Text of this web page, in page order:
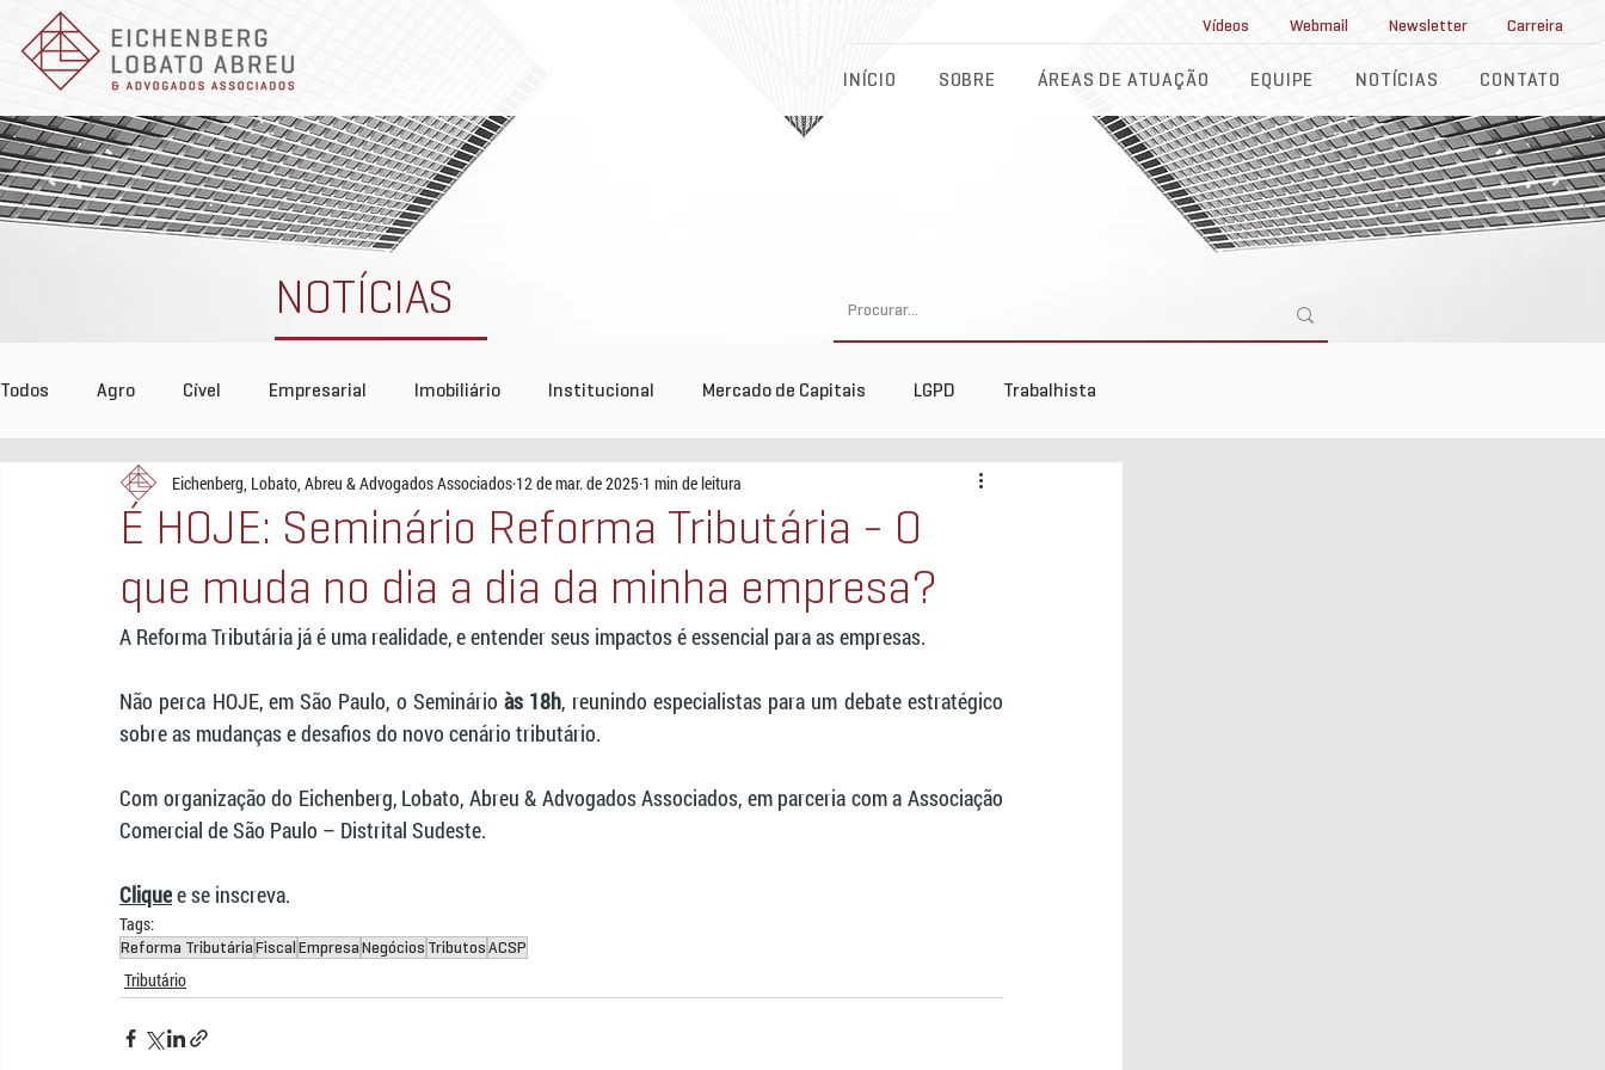
Vídeos Webmail Newsletter Carreira
INÍCIO SOBRE ÁREAS DE ATUAÇÃO EQUIPE NOTÍCIAS CONTATO
NOTÍCIAS
Todos Agro Cível Empresarial Imobiliário Institucional Mercado de Capitais LGPD Trabalhista
Tributário COVID-19 Reconhecimento Eventos
É HOJE: Seminário Reforma Tributária - O
que muda no dia a dia da minha empresa?
Eichenberg, Lobato, Abreu & Advogados Associados 12 de mar. de 2025 1 min de leitura
A Reforma Tributária já é uma realidade, e entender seus impactos é essencial para as empresas.
Não perca HOJE, em São Paulo, o Seminário às 18h, reunindo especialistas para um debate estratégico
sobre as mudanças e desafios do novo cenário tributário.
Com organização do Eichenberg, Lobato, Abreu & Advogados Associados, em parceria com a Associação
Comercial de São Paulo – Distrital Sudeste.
Clique e se inscreva.
Tags:
Reforma TributáriaFiscalEmpresaNegócios TributosACSP
Tributário